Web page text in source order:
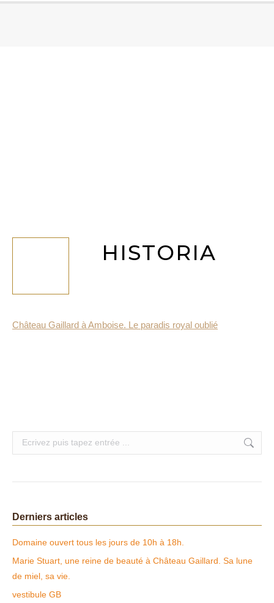
HISTORIA
Château Gaillard à Amboise. Le paradis royal oublié
Search:
Derniers articles
Domaine ouvert tous les jours de 10h à 18h.
Marie Stuart, une reine de beauté à Château Gaillard. Sa lune
de miel, sa vie.
vestibule GB